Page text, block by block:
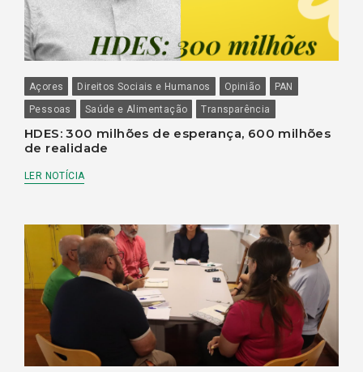
Açores Direitos Sociais e Humanos Opinião
PAN
Pessoas
Saúde e Alimentação Transparência
HDES: 300 milhões de esperança, 600 milhões
de realidade
LER NOTÍCIA